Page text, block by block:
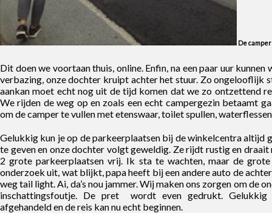
De
Dit doen we voortaan thuis, online. Enfin, na een paar uur
verbazing, onze dochter kruipt achter het stuur. Zo ongelooflijk
aankan moet echt nog uit de tijd komen dat we zo ontzettend
We rijden de weg op en zoals een echt campergezin betaamt
om de camper te vullen met etenswaar, toilet spullen,
Gelukkig kun je op de parkeerplaatsen bij de winkelcentra altijd
te geven en onze dochter volgt geweldig. Ze rijdt rustig en
2 grote parkeerplaatsen vrij. Ik sta te wachten, maar de
onderzoek uit, wat blijkt, papa heeft bij een andere auto de
weg tail light. Ai, da’s nou jammer. Wij maken ons zorgen om de
inschattingsfoutje. De pret wordt even gedrukt. Gelukkig
afgehandeld en de reis kan nu echt beginnen.